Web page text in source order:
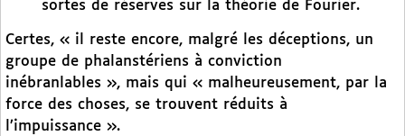
sortes de réserves sur la théorie de Fourier.
Certes, « il reste encore, malgré les déceptions, un
groupe de phalanstériens à conviction
inébranlables », mais qui « malheureusement, par la
force des choses, se trouvent réduits à
l’impuissance ».